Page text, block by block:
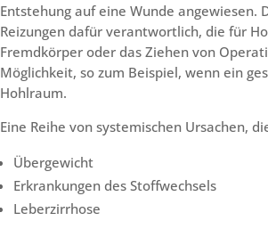
Entstehung auf eine Wunde angewiesen.
Reizungen dafür verantwortlich, die für
Fremdkörper oder das Ziehen von
Möglichkeit, so zum Beispiel, wenn ein
Hohlraum.
Eine Reihe von systemischen Ursachen,
Übergewicht
Erkrankungen des Stoffwechsels
Leberzirrhose